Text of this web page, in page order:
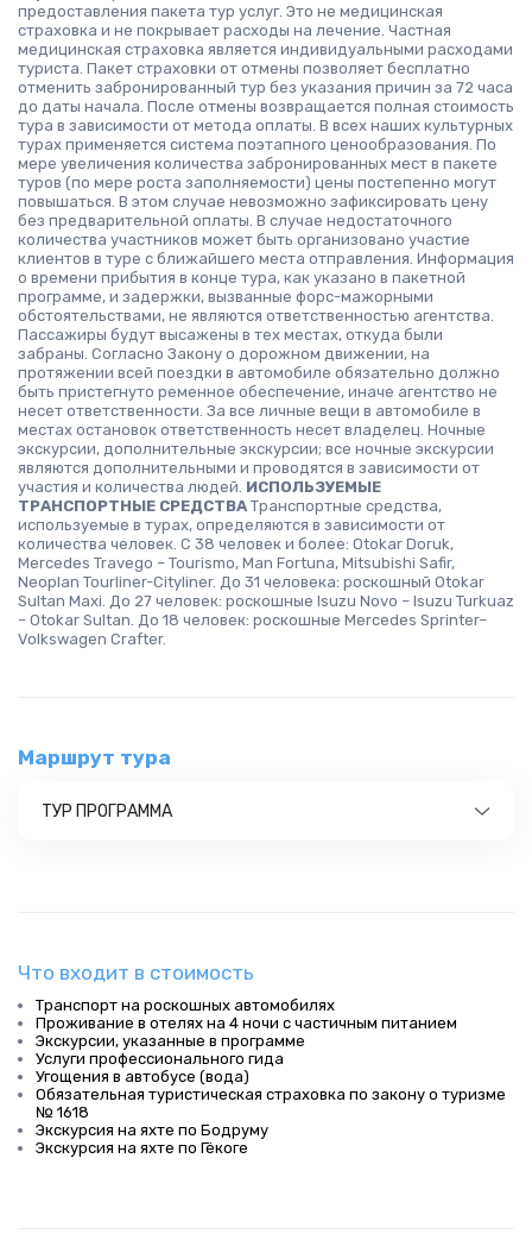
предоставления пакета тур услуг. Это не медицинская
страховка и не покрывает расходы на лечение. Частная
медицинская страховка является индивидуальными расходами
туриста. Пакет страховки от отмены позволяет бесплатно
отменить забронированный тур без указания причин за 72 часа
до даты начала. После отмены возвращается полная стоимость
тура в зависимости от метода оплаты. В всех наших культурных
турах применяется система поэтапного ценообразования. По
мере увеличения количества забронированных мест в пакете
туров (по мере роста заполняемости) цены постепенно могут
повышаться. В этом случае невозможно зафиксировать цену
без предварительной оплаты. В случае недостаточного
количества участников может быть организовано участие
клиентов в туре с ближайшего места отправления. Информация
о времени прибытия в конце тура, как указано в пакетной
программе, и задержки, вызванные форс-мажорными
обстоятельствами, не являются ответственностью агентства.
Пассажиры будут высажены в тех местах, откуда были
забраны. Согласно Закону о дорожном движении, на
протяжении всей поездки в автомобиле обязательно должно
быть пристегнуто ременное обеспечение, иначе агентство не
несет ответственности. За все личные вещи в автомобиле в
местах остановок ответственность несет владелец. Ночные
экскурсии, дополнительные экскурсии; все ночные экскурсии
являются дополнительными и проводятся в зависимости от
участия и количества людей. ИСПОЛЬЗУЕМЫЕ
ТРАНСПОРТНЫЕ СРЕДСТВА Транспортные средства,
используемые в турах, определяются в зависимости от
количества человек. С 38 человек и более: Otokar Doruk,
Mercedes Travego – Tourismo, Man Fortuna, Mitsubishi Safir,
Neoplan Tourliner-Cityliner. До 31 человека: роскошный Otokar
Sultan Maxi. До 27 человек: роскошные Isuzu Novo – Isuzu Turkuaz
– Otokar Sultan. До 18 человек: роскошные Mercedes Sprinter–
Volkswagen Crafter.
Маршрут тура
ТУР ПРОГРАММА
Что входит в стоимость
Транспорт на роскошных автомобилях
Проживание в отелях на 4 ночи с частичным питанием
Экскурсии, указанные в программе
Услуги профессионального гида
Угощения в автобусе (вода)
Обязательная туристическая страховка по закону о туризме
№ 1618
Экскурсия на яхте по Бодруму
Экскурсия на яхте по Гёкоге